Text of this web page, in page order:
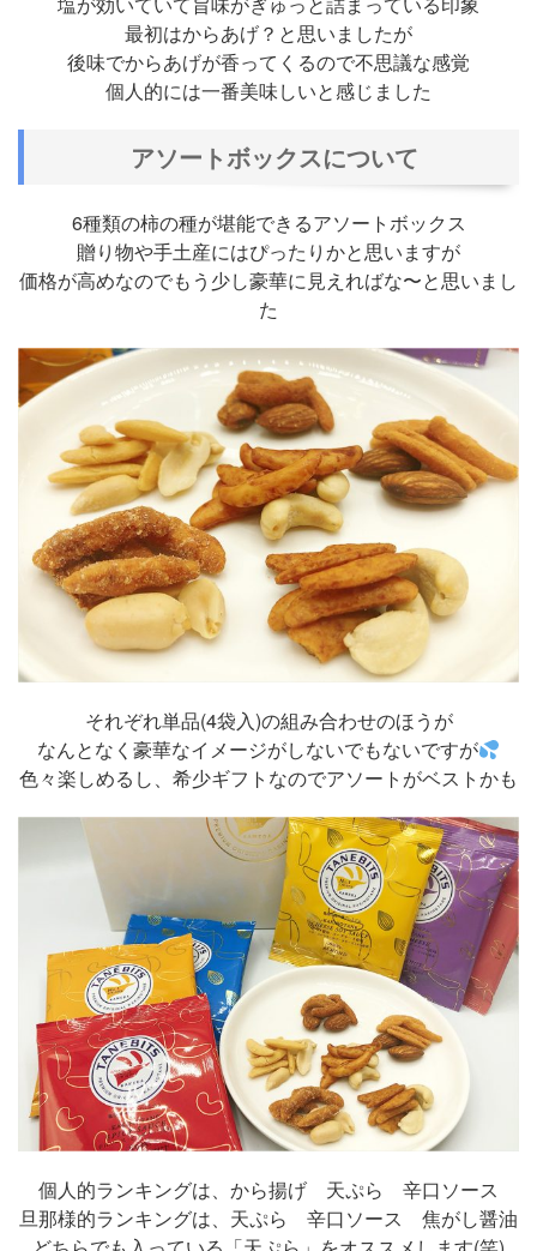
最初はからあげ？と思いましたが
後味でからあげが香ってくるので不思議な感覚
個人的には一番美味しいと感じました
アソートボックスについて
6種類の柿の種が堪能できるアソートボックス
贈り物や手土産にはぴったりかと思いますが
価格が高めなのでもう少し豪華に見えればな〜と思いまし
た
それぞれ単品(4袋入)の組み合わせのほうが
なんとなく豪華なイメージがしないでもないですが
色々楽しめるし、希少ギフトなのでアソートがベストかも
個人的ランキングは、から揚げ 天ぷら 辛口ソース
旦那様的ランキングは、天ぷら 辛口ソース 焦がし醤油